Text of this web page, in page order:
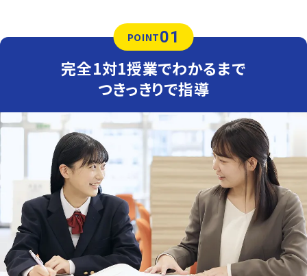
POINT01
完全1対1授業でわかるまで
つきっきりで指導